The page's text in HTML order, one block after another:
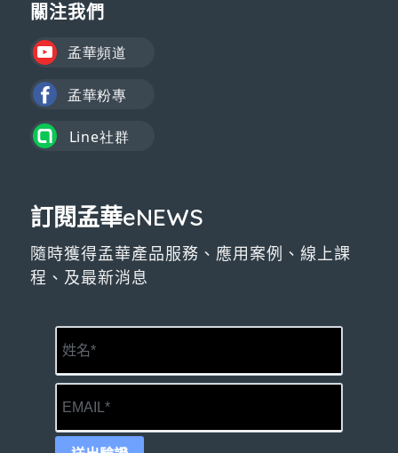
關注我們
訂閱孟華eNEWS
隨時獲得孟華產品服務、應用案例、線上課
程、及最新消息